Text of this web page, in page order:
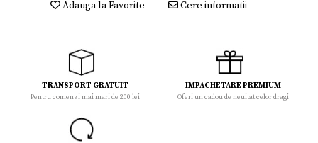
Adauga la Favorite Cere informatii
TRANSPORT GRATUIT
Pentru comenzi mai mari de 200 lei
IMPACHETARE PREMIUM
Oferi un cadou de neuitat celor dragi